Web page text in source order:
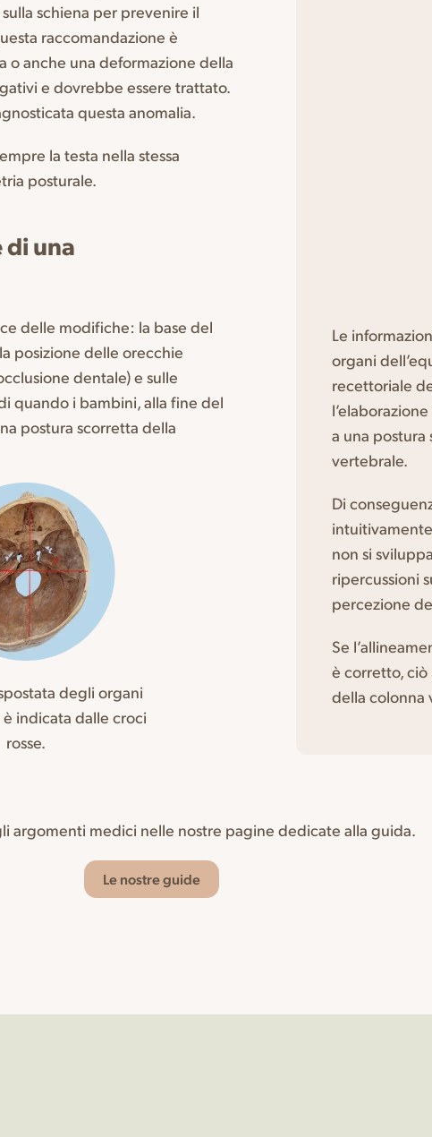
schiena per prevenire il
raccomandazione è
o anche una deformazione della
e dovrebbe essere trattato.
questa anomalia.
la testa nella stessa
posturale.
di una
delle modifiche: la base del
posizione delle orecchie
dentale) e sulle
quando i bambini, alla fine del
postura scorretta della
degli organi
indicata dalle croci
rosse.
Le
organi
recettoriale
a una
vertebrale.
Di
non si
ripercussioni
percezione
Se
è corretto, ciò
della colonna
argomenti medici nelle nostre pagine dedicate alla guida.
Le nostre guide